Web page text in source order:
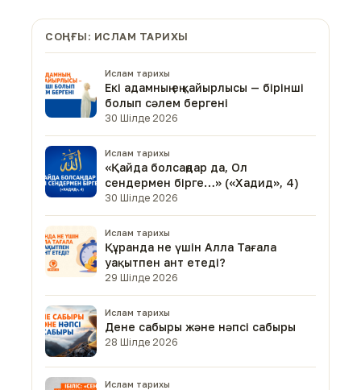
СОҢҒЫ: ИСЛАМ ТАРИХЫ
Ислам тарихы
Екі адамның ең қайырлысы — бірінші
болып сәлем бергені
30 Шілде 2026
Ислам тарихы
«Қайда болсаңдар да, Ол
сендермен бірге…» («Хадид», 4)
30 Шілде 2026
Ислам тарихы
Құранда не үшін Алла Тағала
уақытпен ант етеді?
29 Шілде 2026
Ислам тарихы
Дене сабыры және нәпсі сабыры
28 Шілде 2026
Ислам тарихы